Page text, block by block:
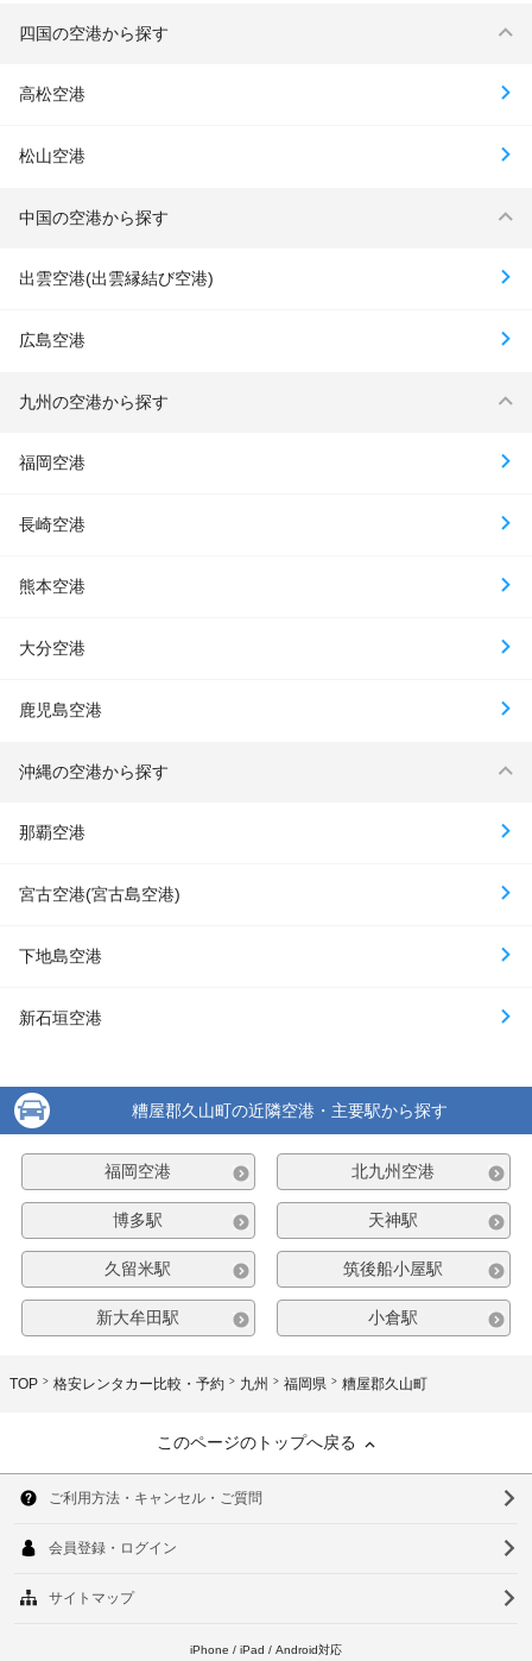
四国の空港から探す
高松空港
松山空港
中国の空港から探す
出雲空港(出雲縁結び空港)
広島空港
九州の空港から探す
福岡空港
長崎空港
熊本空港
大分空港
鹿児島空港
沖縄の空港から探す
那覇空港
宮古空港(宮古島空港)
下地島空港
新石垣空港
糟屋郡久山町の近隣空港・主要駅から探す
福岡空港 北九州空港
博多駅 天神駅
久留米駅 筑後船小屋駅
新大牟田駅 小倉駅
TOP 格安レンタカー比較・予約 九州 福岡県 糟屋郡久山町
このページのトップへ戻る